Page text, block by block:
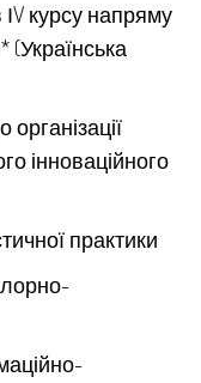
курсу напряму
(Українська
інноваційного
практики